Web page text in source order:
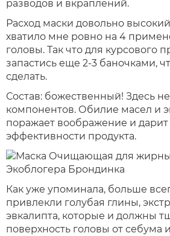
разводов и вкраплений.
Расход маски довольно
хватило мне ровно на 4
головы. Так что для курсового
запастись еще 2-3 баночками,
сделать.
Состав: божественный! Здесь
компонентов. Обилие масел и
поражает воображение и дарит
эффективности продукта.
Как уже упоминала, больше
привлекли голубая глины,
эвкалипта, которые и должны
поверхность головы от себума